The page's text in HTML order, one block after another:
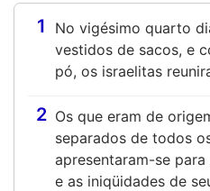
1
No vigésimo quarto
vestidos de sacos, e
pó, os israelitas
2 Os que eram de
separados de todos
apresentaram-se
e as iniqüidades de